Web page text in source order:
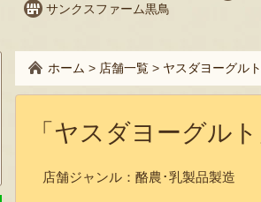
サンクスファーム黒鳥
ホーム > 店舗一覧 > ヤスダヨーグルト
「ヤスダヨーグル
店舗ジャンル： 酪農･乳製品製造